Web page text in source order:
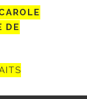
DE